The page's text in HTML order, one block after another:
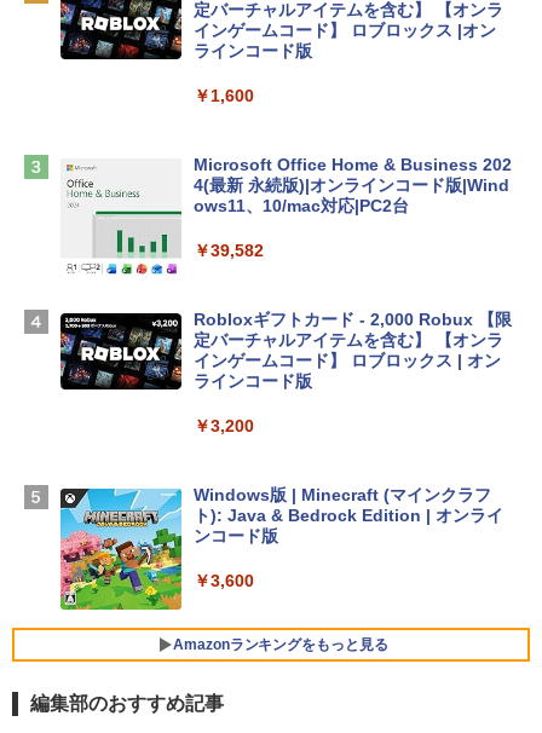
tomtoc 360°保護 15.6 16インチ パソコ
book Lenovo対応
Apple 2026 MacBook Air M5チップ搭載
igence、13.6インチLiquid Retinaディ
レームカメラ、日本語キーボード、Touc
h ID - ミッドナイト
￥224,800
SSD インテル Core 5
￥129,800
Core i5/16GB/SSD 512GB/ホワイト) FM
VWK3E15W_AZ
￥139,880
定バーチャルアイテムを含む】 【オンラ
インゲームコード】 ロブロックス |オン
ラインコード版
￥1,600
Microsoft Office Home & Business 202
4(最新 永続版)|オンラインコード版|Wind
ows11、10/mac対応|PC2台
￥39,582
Robloxギフトカード - 2,000 Robux 【限
定バーチャルアイテムを含む】 【オンラ
インゲームコード】 ロブロックス | オン
ラインコード版
￥3,200
Windows版 | Minecraft (マインクラフ
ト): Java & Bedrock Edition | オンライ
ンコード版
￥3,600
Amazonランキングをもっと見る
編集部のおすすめ記事